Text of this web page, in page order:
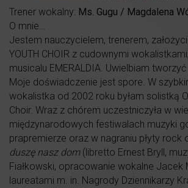
Trener wokalny: Ms. Gugu / Magdalena
O mnie…
Jestem nauczycielem, trenerem,
YOUTH CHOIR z cudownymi
musicalu EMERALDIA. Uwielbiam
Moje doświadczenie jest spore. W
wokalistka od 2002 roku byłam solistką
Choir. Wraz z chórem uczestniczyła w
międzynarodowych festiwalach muzyki
prapremierze oraz w nagraniu płyty rock
duszę nasz dom(libretto Ernest Bryll,
Fiałkowski, opracowanie wokalne Jacek
laureatami m. in. Nagrody Dziennikarzy